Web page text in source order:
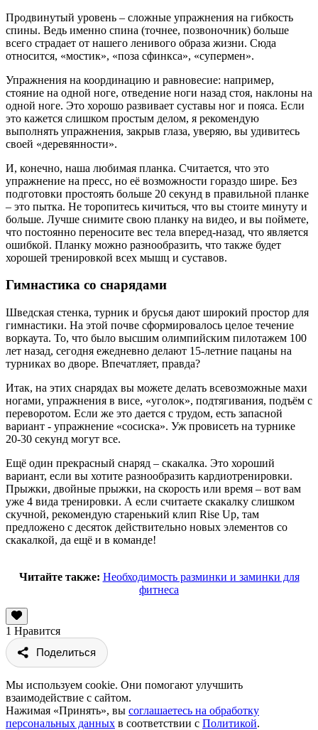
Продвинутый уровень – сложные упражнения на гибкость
спины. Ведь именно спина (точнее, позвоночник) больше
всего страдает от нашего ленивого образа жизни. Сюда
относится, «мостик», «поза сфинкса», «супермен».
Упражнения на координацию и равновесие: например,
стояние на одной ноге, отведение ноги назад стоя, наклоны на
одной ноге. Это хорошо развивает суставы ног и пояса. Если
это кажется слишком простым делом, я рекомендую
выполнять упражнения, закрыв глаза, уверяю, вы удивитесь
своей «деревянности».
И, конечно, наша любимая планка. Считается, что это
упражнение на пресс, но её возможности гораздо шире. Без
подготовки простоять больше 20 секунд в правильной планке
– это пытка. Не торопитесь кичиться, что вы стоите минуту и
больше. Лучше снимите свою планку на видео, и вы поймете,
что постоянно переносите вес тела вперед-назад, что является
ошибкой. Планку можно разнообразить, что также будет
хорошей тренировкой всех мышц и суставов.
Гимнастика со снарядами
Шведская стенка, турник и брусья дают широкий простор для
гимнастики. На этой почве сформировалось целое течение
воркаута. То, что было высшим олимпийским пилотажем 100
лет назад, сегодня ежедневно делают 15-летние пацаны на
турниках во дворе. Впечатляет, правда?
Итак, на этих снарядах вы можете делать всевозможные махи
ногами, упражнения в висе, «уголок», подтягивания, подъём с
переворотом. Если же это дается с трудом, есть запасной
вариант - упражнение «сосиска». Уж провисеть на турнике
20-30 секунд могут все.
Ещё один прекрасный снаряд – скакалка. Это хороший
вариант, если вы хотите разнообразить кардиотренировки.
Прыжки, двойные прыжки, на скорость или время – вот вам
уже 4 вида тренировки. А если считаете скакалку слишком
скучной, рекомендую старенький клип Rise Up, там
предложено с десяток действительно новых элементов со
скакалкой, да ещё и в команде!
Читайте также: Необходимость разминки и заминки для
фитнеса
1 Нравится
Поделиться
Мы используем cookie. Они помогают улучшить
взаимодействие с сайтом.
Нажимая «Принять», вы соглашаетесь на обработку
персональных данных в соответствии с Политикой.